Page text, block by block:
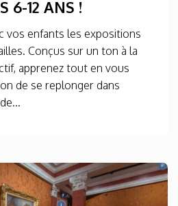
6-12 ANS !
vos enfants les expositions
Conçus sur un ton à la
apprenez tout en vous
de se replonger dans